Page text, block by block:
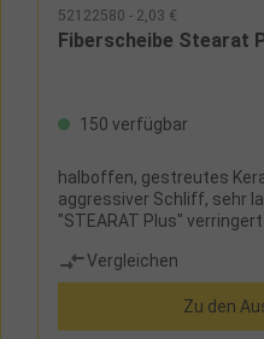
52122580 - 2,03 €
Fiberscheibe Stearat
150 verfügbar
halboffen, gestreutes
aggressiver Schliff, sehr
"STEARAT Plus"
Vergleichen
Zu den